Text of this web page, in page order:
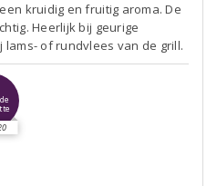
kruidig en fruitig aroma. De
Heerlijk bij geurige
of rundvlees van de grill.